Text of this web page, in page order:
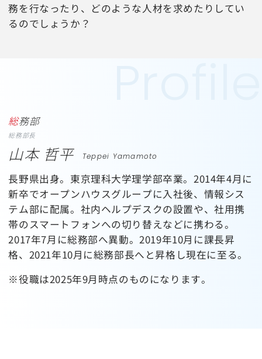
務を行なったり、どのような人材を求めたりしてい
るのでしょうか？
総務部
総務部長
山本 哲平 Teppei Yamamoto
長野県出身。東京理科大学理学部卒業。2014年4月に
新卒でオープンハウスグループに入社後、情報シス
テム部に配属。社内ヘルプデスクの設置や、社用携
帯のスマートフォンへの切り替えなどに携わる。
2017年7月に総務部へ異動。2019年10月に課長昇
格、2021年10月に総務部長へと昇格し現在に至る。
※役職は2025年9月時点のものになります。